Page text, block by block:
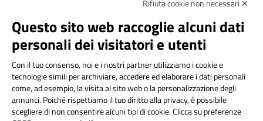
Albo onlinePrivacy Policy
Dichiarazione di accessibilità
Note Legali
Istituto Comprensivo Bricherasio
Via Cesare Bollea n. 3 - 10064 Bricherasio (TO) | P.E.O.:
toic84200d@istruzione.it | P.E.C.:
toic84200d@pec.istruzione.it
Rifiuta cookie non necessari ✕
Questo sito web raccoglie alcuni dati
personali dei visitatori e utenti
Con il tuo consenso, noi e i nostri partner utilizziamo i cookie e
tecnologie simili per archiviare, accedere ed elaborare i dati personali
come, ad esempio, la visita al sito web o la personalizzazione degli
annunci. Poiché rispettiamo il tuo diritto alla privacy, è possibile
scegliere di non consentire alcuni tipi di cookie. Clicca su preferenze